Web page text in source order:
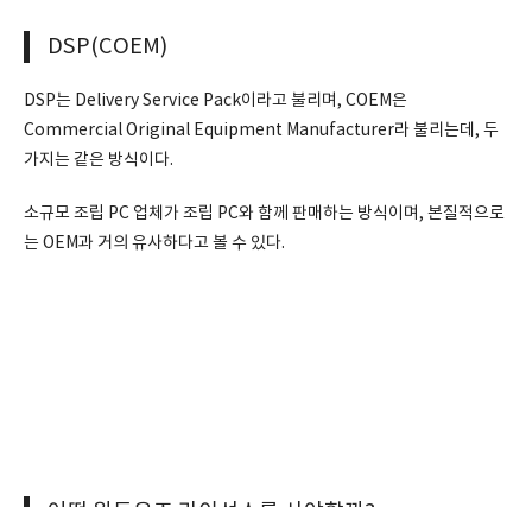
DSP(COEM)
DSP는 Delivery Service Pack이라고 불리며, COEM은
Commercial Original Equipment Manufacturer라 불리는데, 두
가지는 같은 방식이다.
소규모 조립 PC 업체가 조립 PC와 함께 판매하는 방식이며, 본질적으로
는 OEM과 거의 유사하다고 볼 수 있다.